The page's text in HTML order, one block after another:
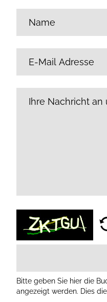
Bitte geben Sie hier die
angezeigt werden. Dies